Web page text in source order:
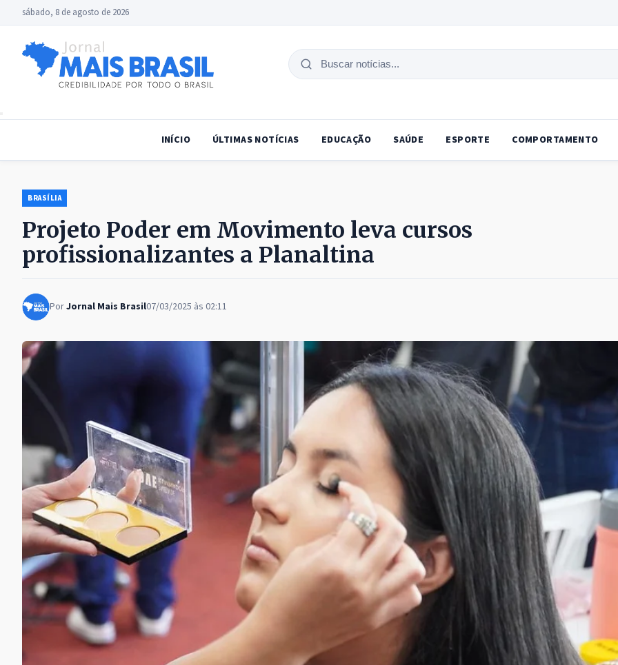
sábado, 8 de agosto de 2026
Buscar
INÍCIO ÚLTIMAS NOTÍCIAS EDUCAÇÃO SAÚDE ESPORTE COMPORTAMENTO
BRASÍLIA
Projeto Poder em Movimento leva cursos
profissionalizantes a Planaltina
PorJornal Mais Brasil07/03/2025 às 02:11